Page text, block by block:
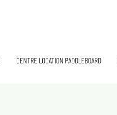
CENTRE LOCATION PADDLEBOARD